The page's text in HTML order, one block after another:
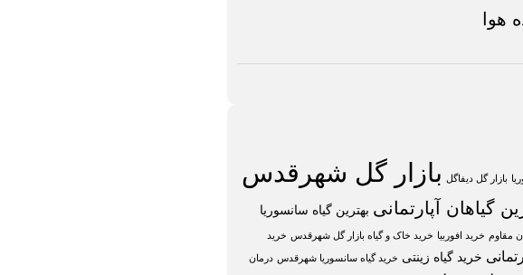
هوا
بازار گل دیفاگل بازار گل شهرقدس
گیاهان آپارتمانی بهترین گیاه سانسوریا
مقاوم خرید افوربیا خرید خاک و گیاه بازار گل شهرقدس خرید
خرید گیاه زینتی خرید گیاه سانسوریا شهرقدس درمان